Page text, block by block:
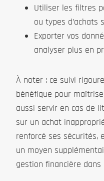
Utiliser les filtres
ou types d’achats
Exporter vos
analyser plus en
À noter : ce suivi
bénéfique pour
aussi servir en cas de
sur un achat
renforcé ses sécurités,
un moyen
gestion financière dans